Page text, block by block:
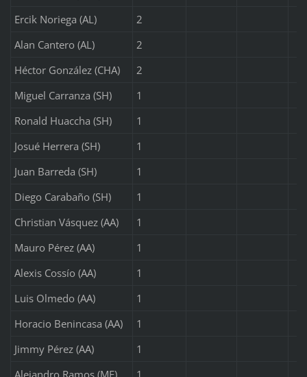
Ercik Noriega (AL)
2
Alan Cantero (AL)
2
Héctor González (CHA)
2
Miguel Carranza (SH)
1
Ronald Huaccha (SH)
1
Josué Herrera (SH)
1
Juan Barreda (SH)
1
Diego Carabaño (SH)
1
Christian Vásquez (AA)
1
Mauro Pérez (AA)
1
Alexis Cossío (AA)
1
Luis Olmedo (AA)
1
Horacio Benincasa (AA)
1
Jimmy Pérez (AA)
1
Alejandro Ramos (ME)
1